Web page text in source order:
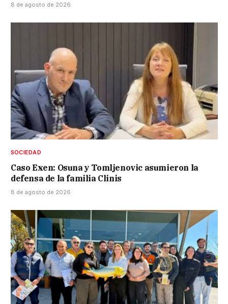
8 de agosto de 2026
SOCIEDAD
Caso Exen: Osuna y Tomljenovic asumieron la
defensa de la familia Clinis
8 de agosto de 2026